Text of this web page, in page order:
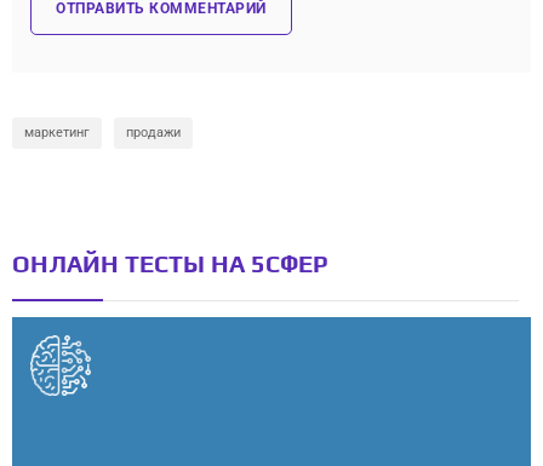
маркетинг продажи
ОНЛАЙН ТЕСТЫ НА 5СФЕР